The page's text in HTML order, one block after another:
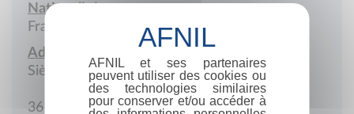
Nationalité :
France
Adresse :
Siège social
36 Rue René Boulanger
AFNIL et ses partenaires
peuvent utiliser des cookies ou
des technologies similaires
pour conserver et/ou accéder à